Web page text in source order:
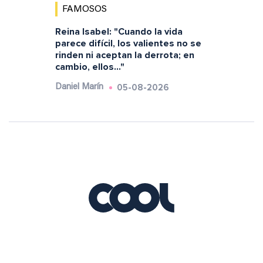
FAMOSOS
Reina Isabel: "Cuando la vida
parece difícil, los valientes no se
rinden ni aceptan la derrota; en
cambio, ellos..."
Daniel Marín 05-08-2026